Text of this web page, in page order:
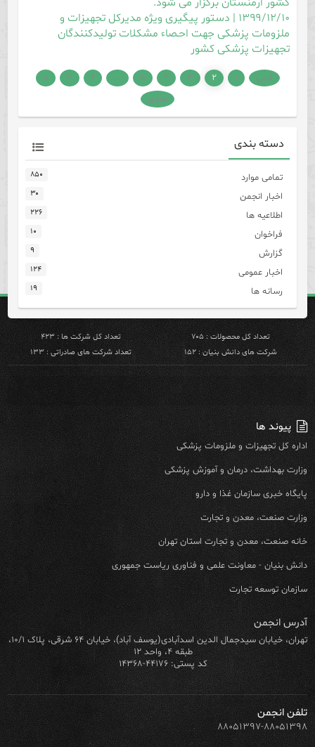
۱۳۹۹/۱۲/۱۰ | دستور پیگیری ویژه مدیرکل تجهیزات و
ملزومات پزشکی جهت احـصاء مشکلات تولیدکنندگان
تجهیزات پزشکی کشور
قبلی ۱ ۲ ۳ ۴ ۵ ... ۶ ۷
۸
بعدی
دسته بندی
تمامی موارد ۸۵۰
اخبار انجمن ۳۰
اطلاعیه ها ۲۲۶
فراخوان ۱۰
گزارش ۹
اخبار عمومی ۱۲۴
رسانه ها ۱۹
تعداد کل محصولات : ۷۰۵
تعداد کل شرکت ها : ۴۲۳
شرکت های دانش بنیان : ۱۵۲
تعداد شرکت های صادراتی : ۱۳۳
پیوند ها
اداره کل تجهیزات و ملزومات پزشکی
وزارت بهداشت، درمان و آموزش پزشکی
پایگاه خبری سازمان غذا و دارو
وزارت صنعت، معدن و تجارت
خانه صنعت، معدن و تجارت استان تهران
دانش بنیان - معاونت علمی و فناوری ریاست جمهوری
سازمان توسعه تجارت
آدرس انجمن
تهران، خیابان سیدجمال الدین اسدآبادی(یوسف آباد)، خیابان ۶۴ شرقی، پلاک ۱۰/۱،
طبقه ۴، واحد ۱۲
کد پستی: ۴۴۱۷۶-۱۴۳۶۸
تلفن انجمن
۸۸۰۵۱۳۹۷-۸۸۰۵۱۳۹۸